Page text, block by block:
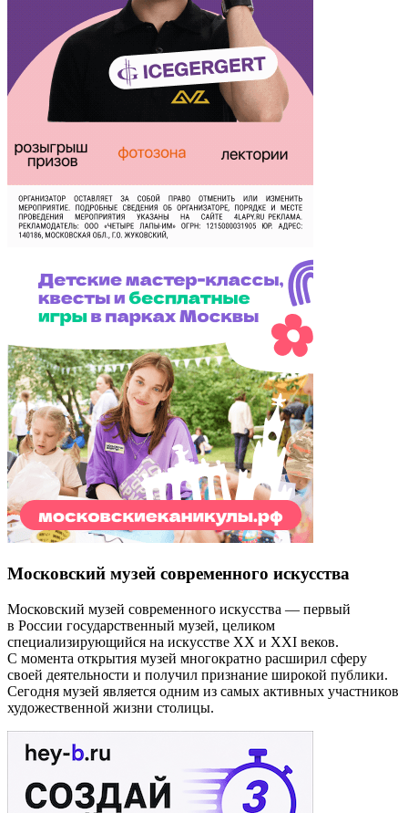
Московский музей современного искусства
Московский музей современного искусства — первый
в России государственный музей, целиком
специализирующийся на искусстве XX и XXI веков.
С момента открытия музей многократно расширил сферу
своей деятельности и получил признание широкой публики.
Сегодня музей является одним из самых активных участников
художественной жизни столицы.